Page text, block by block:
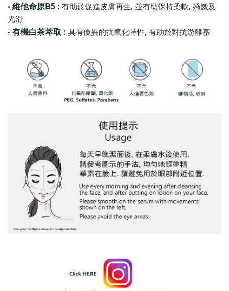
• 維他命原B5 : 有助於促進皮膚再生, 並有助保持柔軟, 嬌嫩及
光滑
• 有機白茶萃取 : 具有優異的抗氧化特性, 有助於對抗游離基